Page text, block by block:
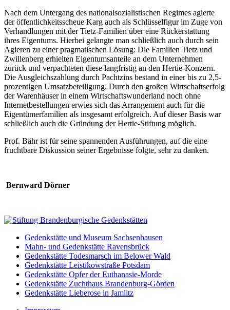
Nach dem Untergang des nationalsozialistischen Regimes agierte
der öffentlichkeitsscheue Karg auch als Schlüsselfigur im Zuge von
Verhandlungen mit der Tietz-Familien über eine Rückerstattung
ihres Eigentums. Hierbei gelangte man schließlich auch durch sein
Agieren zu einer pragmatischen Lösung: Die Familien Tietz und
Zwillenberg erhielten Eigentumsanteile an dem Unternehmen
zurück und verpachteten diese langfristig an den Hertie-Konzern.
Die Ausgleichszahlung durch Pachtzins bestand in einer bis zu 2,5-
prozentigen Umsatzbeteiligung. Durch den großen Wirtschaftserfolg
der Warenhäuser in einem Wirtschaftswunderland noch ohne
Internetbestellungen erwies sich das Arrangement auch für die
Eigentümerfamilien als insgesamt erfolgreich. Auf dieser Basis war
schließlich auch die Gründung der Hertie-Stiftung möglich.
Prof. Bähr ist für seine spannenden Ausführungen, auf die eine
fruchtbare Diskussion seiner Ergebnisse folgte, sehr zu danken.
Bernward Dörner
Gedenkstätte und Museum Sachsenhausen
Mahn- und Gedenkstätte Ravensbrück
Gedenkstätte Todesmarsch im Belower Wald
Gedenkstätte Leistikowstraße Potsdam
Gedenkstätte Opfer der Euthanasie-Morde
Gedenkstätte Zuchthaus Brandenburg-Görden
Gedenkstätte Lieberose in Jamlitz